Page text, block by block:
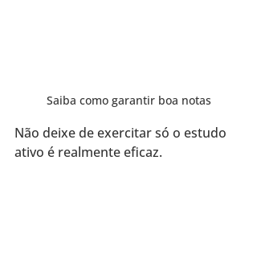
Saiba como garantir boa notas
Não deixe de exercitar só o estudo
ativo é realmente eficaz.